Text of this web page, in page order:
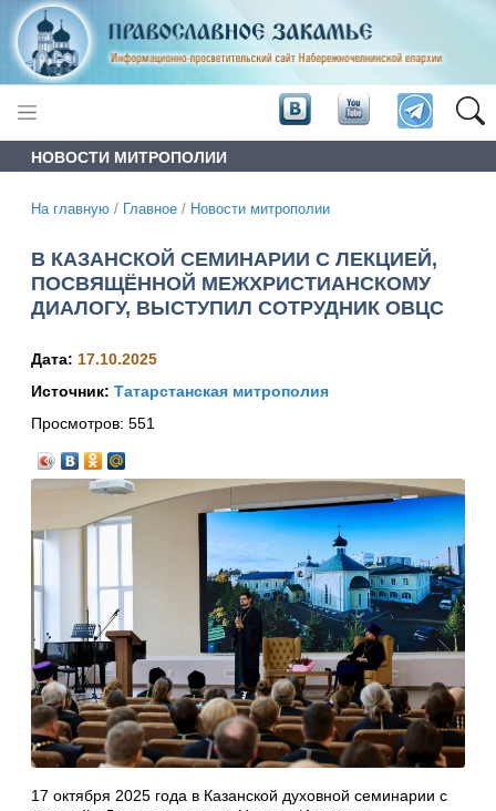
НОВОСТИ МИТРОПОЛИИ
На главную / Главное / Новости митрополии
В КАЗАНСКОЙ СЕМИНАРИИ С ЛЕКЦИЕЙ,
ПОСВЯЩЁННОЙ МЕЖХРИСТИАНСКОМУ
ДИАЛОГУ, ВЫСТУПИЛ СОТРУДНИК ОВЦС
Дата: 17.10.2025
Источник: Татарстанская митрополия
Просмотров: 551
17 октября 2025 года в Казанской духовной семинарии с